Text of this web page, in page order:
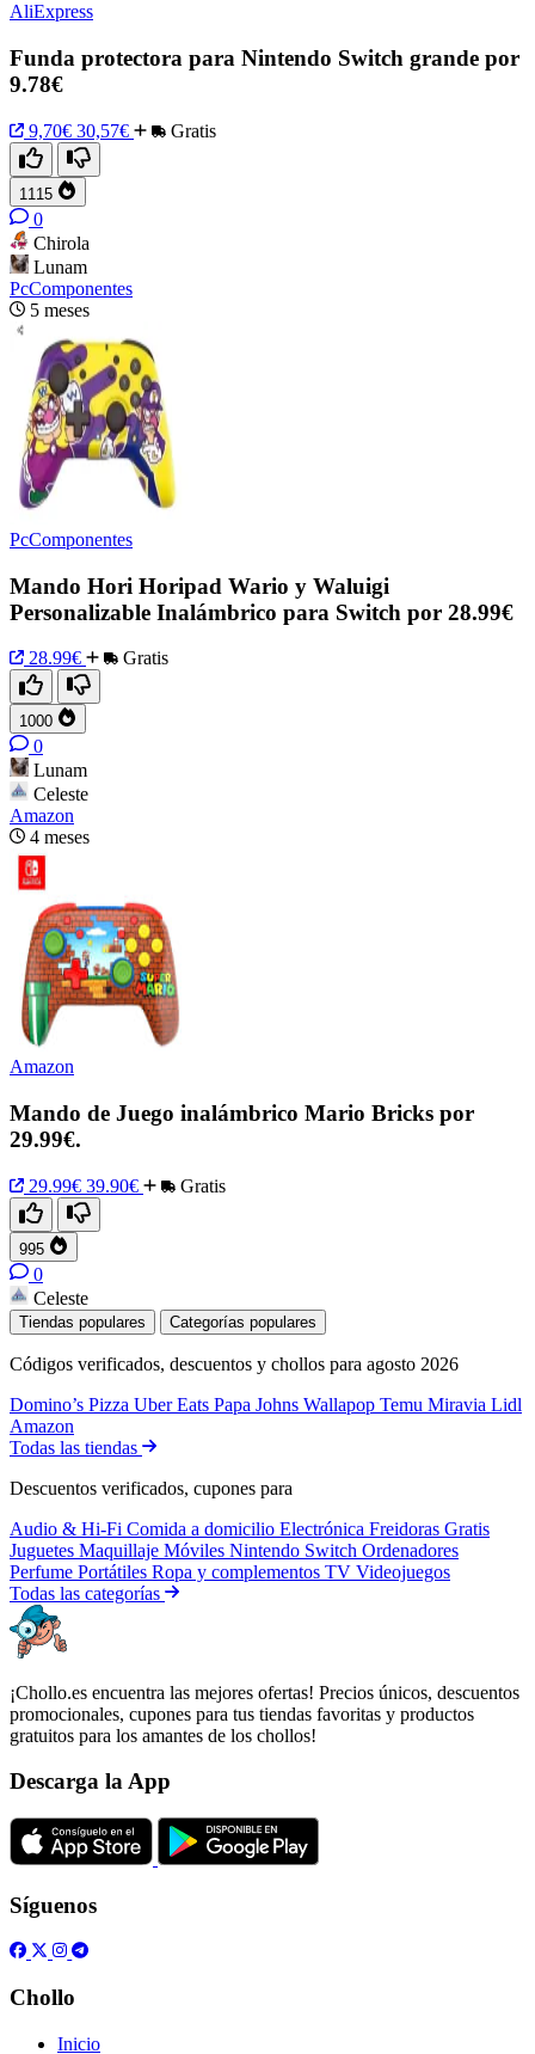
AliExpress
Funda protectora para Nintendo Switch grande por
9.78€
9,70€ 30,57€ Gratis
1115
0
Chirola
Lunam
PcComponentes
5 meses
PcComponentes
Mando Hori Horipad Wario y Waluigi
Personalizable Inalámbrico para Switch por 28.99€
28.99€ Gratis
1000
0
Lunam
Celeste
Amazon
4 meses
Amazon
Mando de Juego inalámbrico Mario Bricks por
29.99€.
29.99€ 39.90€ Gratis
995
0
Celeste
Tiendas populares Categorías populares
Códigos verificados, descuentos y chollos para agosto 2026
Domino’s Pizza Uber Eats Papa Johns Wallapop Temu Miravia Lidl
Amazon
Todas las tiendas
Descuentos verificados, cupones para
Audio & Hi-Fi Comida a domicilio Electrónica Freidoras Gratis
Juguetes Maquillaje Móviles Nintendo Switch Ordenadores
Perfume Portátiles Ropa y complementos TV Videojuegos
Todas las categorías
¡Chollo.es encuentra las mejores ofertas! Precios únicos, descuentos
promocionales, cupones para tus tiendas favoritas y productos
gratuitos para los amantes de los chollos!
Descarga la App
Síguenos
Chollo
Inicio